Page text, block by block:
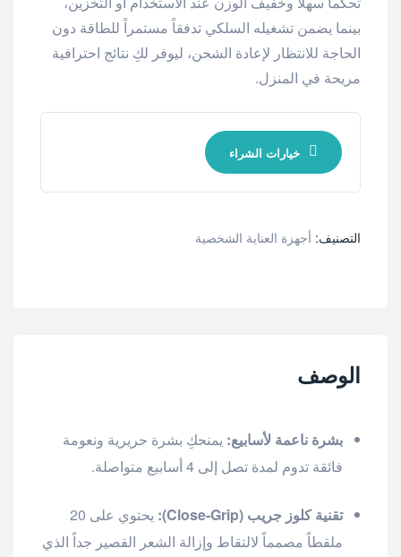
بينما يضمن تشغيله السلكي تدفقاً مستمراً للطاقة دون
الحاجة للانتظار لإعادة الشحن، ليوفر لكِ نتائج احترافية
مريحة في المنزل.
خيارات الشراء
التصنيف: أجهزة العناية الشخصية
الوصف
بشرة ناعمة لأسابيع: يمنحكِ بشرة حريرية ونعومة
فائقة تدوم لمدة تصل إلى 4 أسابيع متواصلة.
تقنية كلوز جريب (Close-Grip):
يحتوي على 20
ملقطاً مصمماً لالتقاط وإزالة الشعر القصير جداً الذي